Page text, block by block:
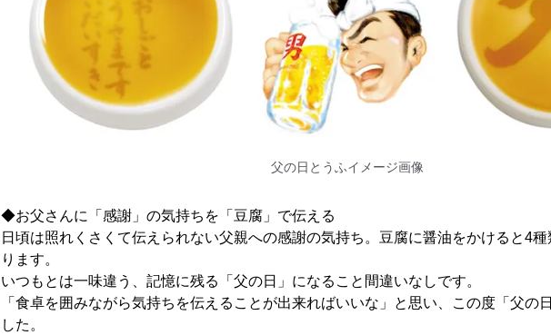
父の日とうふイメージ画像
◆お父さんに「感謝」の気持ちを「豆腐」で伝える
日頃は照れくさくて伝えられない父親への感謝の気持ち。豆腐に醤油をかけると4
ります。
いつもとは一味違う、記憶に残る「父の日」になること間違いなしです。
「食卓を囲みながら気持ちを伝えることが出来ればいいな」と思い、この度「父の
した。